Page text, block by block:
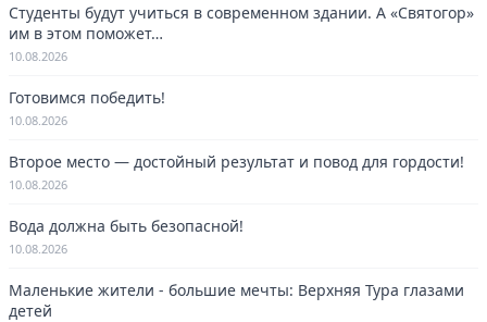
Студенты будут учиться в современном здании. А «Святогор»
им в этом поможет…
10.08.2026
Готовимся победить!
10.08.2026
Второе место — достойный результат и повод для гордости!
10.08.2026
Вода должна быть безопасной!
10.08.2026
Маленькие жители - большие мечты: Верхняя Тура глазами
детей